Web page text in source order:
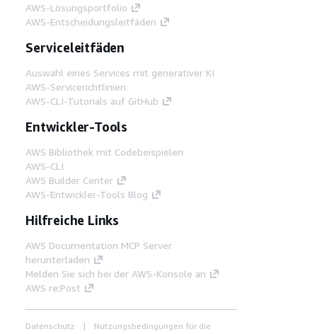
AWS-Lösungsportfolio
AWS-Entscheidungsleitfäden
Serviceleitfäden
Auswahl eines Services mit generativer KI
AWS-Servicerichtlinien
AWS-CLI-Tutorials auf GitHub
Entwickler-Tools
AWS Bibliothek mit Codebeispielen
AWS-CLI
AWS Builder Center
AWS-Entwickler-Tools Blog
Hilfreiche Links
AWS Documentation MCP Server
herunterladen
Melden Sie sich bei der AWS-Konsole an
AWS re:Post
Datenschutz Nutzungsbedingungen für die